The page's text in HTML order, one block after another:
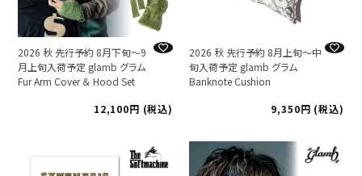
2026 秋 先行予約 8月下旬～9
月上旬入荷予定 glamb グラム
Fur Arm Cover ＆ Hood Set
12,100
税込
2026 秋 先行予約 8月上旬～中
旬入荷予定 glamb グラム
Banknote Cushion
9,350
税込